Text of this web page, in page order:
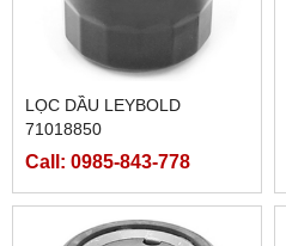
LỌC DẦU LEYBOLD
71018850
Call: 0985-843-778